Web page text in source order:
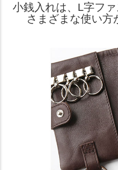
小銭入れは、L字ファ
さまざまな使い方